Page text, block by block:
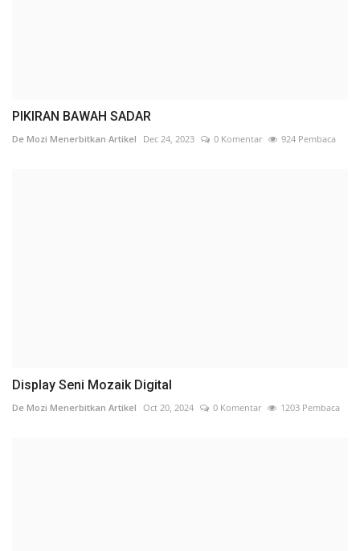
PIKIRAN BAWAH SADAR
De Mozi Menerbitkan Artikel Dec 24, 2023 0 Komentar 924 Pembaca
Display Seni Mozaik Digital
De Mozi Menerbitkan Artikel Oct 20, 2024 0 Komentar 1203 Pembaca